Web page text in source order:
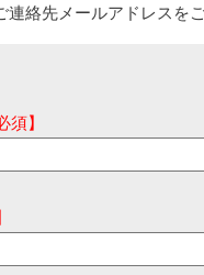
連絡先メールアドレスを
須】